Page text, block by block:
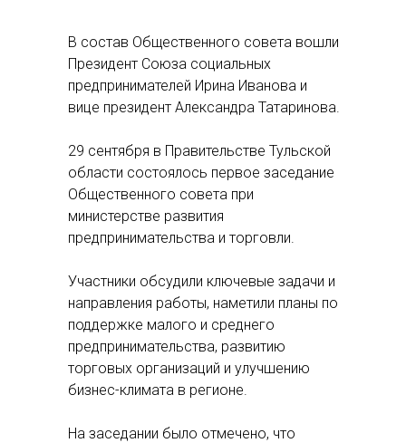
В состав Общественного совета вошли
Президент Союза социальных
предпринимателей Ирина Иванова и
вице президент Александра Татаринова.
29 сентября в Правительстве Тульской
области состоялось первое заседание
Общественного совета при
министерстве развития
предпринимательства и торговли.
Участники обсудили ключевые задачи и
направления работы, наметили планы по
поддержке малого и среднего
предпринимательства, развитию
торговых организаций и улучшению
бизнес-климата в регионе.
На заседании было отмечено, что